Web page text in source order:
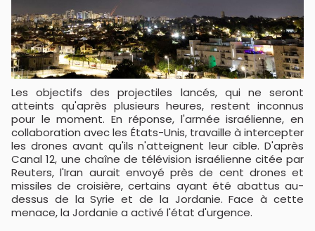
Les objectifs des projectiles lancés, qui ne seront
atteints qu'après plusieurs heures, restent inconnus
pour le moment. En réponse, l'armée israélienne, en
collaboration avec les États-Unis, travaille à intercepter
les drones avant qu'ils n'atteignent leur cible. D'après
Canal 12, une chaîne de télévision israélienne citée par
Reuters, l'Iran aurait envoyé près de cent drones et
missiles de croisière, certains ayant été abattus au-
dessus de la Syrie et de la Jordanie. Face à cette
menace, la Jordanie a activé l'état d'urgence.